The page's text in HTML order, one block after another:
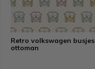
Retro volkswagen busjes
ottoman